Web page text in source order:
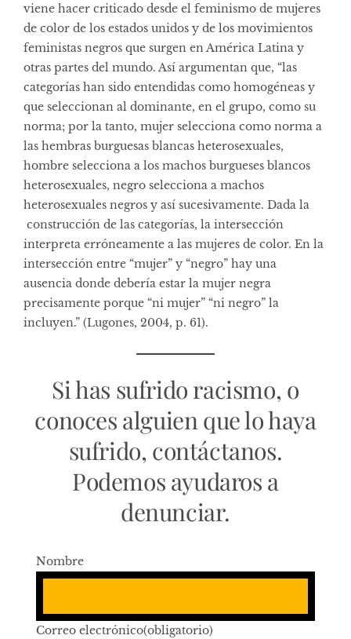
viene hacer criticado desde el feminismo de mujeres
de color de los estados unidos y de los movimientos
feministas negros que surgen en América Latina y
otras partes del mundo. Así argumentan que, “las
categorías han sido entendidas como homogéneas y
que seleccionan al dominante, en el grupo, como su
norma; por la tanto, mujer selecciona como norma a
las hembras burguesas blancas heterosexuales,
hombre selecciona a los machos burgueses blancos
heterosexuales, negro selecciona a machos
heterosexuales negros y así sucesivamente. Dada la
construcción de las categorías, la intersección
interpreta erróneamente a las mujeres de color. En la
intersección entre “mujer” y “negro” hay una
ausencia donde debería estar la mujer negra
precisamente porque “ni mujer” “ni negro” la
incluyen.” (Lugones, 2004, p. 61).
Si has sufrido racismo, o
conoces alguien que lo haya
sufrido, contáctanos.
Podemos ayudaros a
denunciar.
Nombre
Correo electrónico(obligatorio)